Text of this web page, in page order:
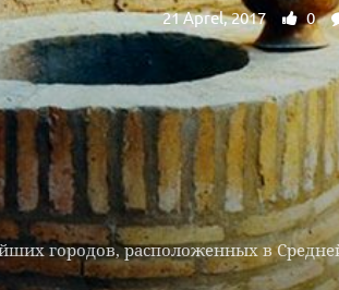
городов, расположенных в
21 Aprel, 2017 0